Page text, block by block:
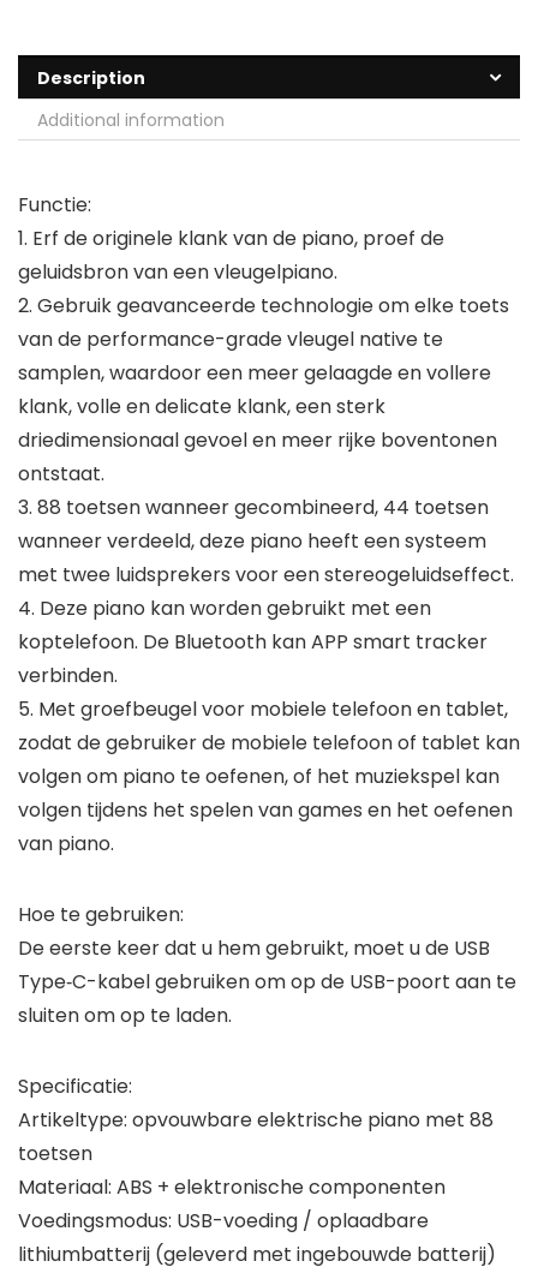
Description
Additional information
Functie:
1. Erf de originele klank van de piano, proef de
geluidsbron van een vleugelpiano.
2. Gebruik geavanceerde technologie om elke toets
van de performance-grade vleugel native te
samplen, waardoor een meer gelaagde en vollere
klank, volle en delicate klank, een sterk
driedimensionaal gevoel en meer rijke boventonen
ontstaat.
3. 88 toetsen wanneer gecombineerd, 44 toetsen
wanneer verdeeld, deze piano heeft een systeem
met twee luidsprekers voor een stereogeluidseffect.
4. Deze piano kan worden gebruikt met een
koptelefoon. De Bluetooth kan APP smart tracker
verbinden.
5. Met groefbeugel voor mobiele telefoon en tablet,
zodat de gebruiker de mobiele telefoon of tablet kan
volgen om piano te oefenen, of het muziekspel kan
volgen tijdens het spelen van games en het oefenen
van piano.
Hoe te gebruiken:
De eerste keer dat u hem gebruikt, moet u de USB
Type‑C-kabel gebruiken om op de USB-poort aan te
sluiten om op te laden.
Specificatie:
Artikeltype: opvouwbare elektrische piano met 88
toetsen
Materiaal: ABS + elektronische componenten
Voedingsmodus: USB-voeding / oplaadbare
lithiumbatterij (geleverd met ingebouwde batterij)